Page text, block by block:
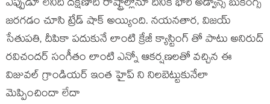
ఎప్పుడూ లేనిది దక్షిణాది రాష్ట్రాల్లోనూ దీనికి భారీ అడ్వాన్స్ బుకింగ్స్
జరగడం చూసి ట్రేడ్ షాక్ అయ్యింది. నయనతార, విజయ్
సేతుపతి, దీపికా పదుకునే లాంటి క్రేజీ క్యాస్టింగ్ తో పాటు అనిరుద్
రవిచందర్ సంగీతం లాంటి ఎన్నో ఆకర్షణలతో వచ్చిన ఈ
విజువల్ గ్రాండియర్ ఇంత హైప్ ని నిలబెట్టుకునేలా
మెప్పించిందా లేదా